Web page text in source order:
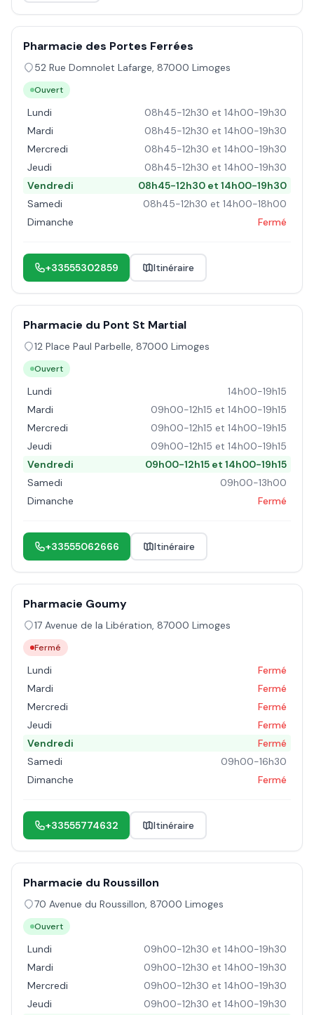
Pharmacie des Portes Ferrées
52 Rue Domnolet Lafarge, 87000 Limoges
Ouvert
Lundi
08h45-12h30 et 14h00-19h30
Mardi
08h45-12h30 et 14h00-19h30
Mercredi
08h45-12h30 et 14h00-19h30
Jeudi
08h45-12h30 et 14h00-19h30
Vendredi
08h45-12h30 et 14h00-19h30
Samedi
08h45-12h30 et 14h00-18h00
Dimanche
Fermé
+33555302859 Itinéraire
Pharmacie du Pont St Martial
12 Place Paul Parbelle, 87000 Limoges
Ouvert
Lundi
14h00-19h15
Mardi
09h00-12h15 et 14h00-19h15
Mercredi
09h00-12h15 et 14h00-19h15
Jeudi
09h00-12h15 et 14h00-19h15
Vendredi
09h00-12h15 et 14h00-19h15
Samedi
09h00-13h00
Dimanche
Fermé
+33555062666 Itinéraire
Pharmacie Goumy
17 Avenue de la Libération, 87000 Limoges
Fermé
Lundi
Fermé
Mardi
Fermé
Mercredi
Fermé
Jeudi
Fermé
Vendredi
Fermé
Samedi
09h00-16h30
Dimanche
Fermé
+33555774632 Itinéraire
Pharmacie du Roussillon
70 Avenue du Roussillon, 87000 Limoges
Ouvert
Lundi
09h00-12h30 et 14h00-19h30
Mardi
09h00-12h30 et 14h00-19h30
Mercredi
09h00-12h30 et 14h00-19h30
Jeudi
09h00-12h30 et 14h00-19h30